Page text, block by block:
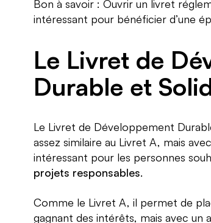
Bon à savoir : Ouvrir un livret
intéressant pour bénéficier d’une
Le Livret de
Durable et
Le Livret de Développement
assez similaire au Livret A, mais
intéressant pour les personnes
projets responsables.
Comme le Livret A, il permet de
gagnant des intérêts, mais avec un